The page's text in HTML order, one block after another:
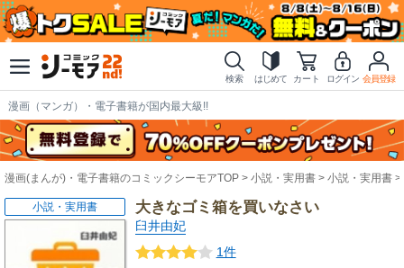
検索 はじめて カート ログイン 会員登録
漫画（マンガ）・電子書籍が国内最大級!!
漫画(まんが)・電子書籍のコミックシーモアTOP 小説・実用書 小説・実用書
大きなゴミ箱を買いなさい
臼井由妃
1件
小説・実用書